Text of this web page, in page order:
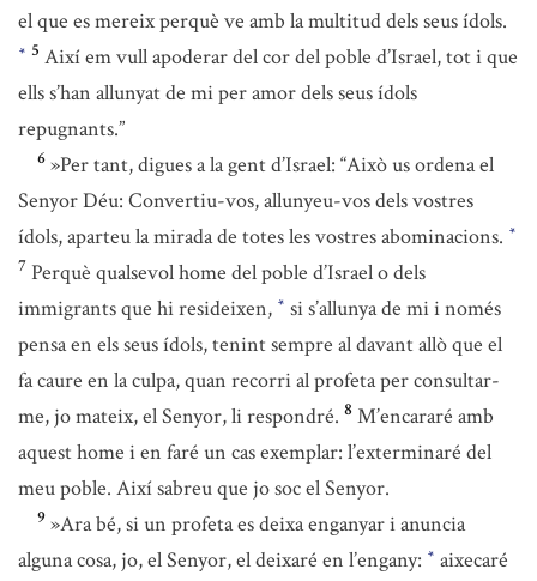
el que es mereix perquè ve amb la multitud dels seus ídols.
* 5 Així em vull apoderar del cor del poble d’Israel, tot i que
ells s’han allunyat de mi per amor dels seus ídols
repugnants.”
6 »Per tant, digues a la gent d’Israel: “Això us ordena el
Senyor Déu: Convertiu-vos, allunyeu-vos dels vostres
ídols, aparteu la mirada de totes les vostres abominacions. *
7 Perquè qualsevol home del poble d’Israel o dels
immigrants que hi resideixen, * si s’allunya de mi i només
pensa en els seus ídols, tenint sempre al davant allò que el
fa caure en la culpa, quan recorri al profeta per consultar-
me, jo mateix, el Senyor, li respondré. 8 M’encararé amb
aquest home i en faré un cas exemplar: l’exterminaré del
meu poble. Així sabreu que jo soc el Senyor.
9 »Ara bé, si un profeta es deixa enganyar i anuncia
alguna cosa, jo, el Senyor, el deixaré en l’engany: * aixecaré